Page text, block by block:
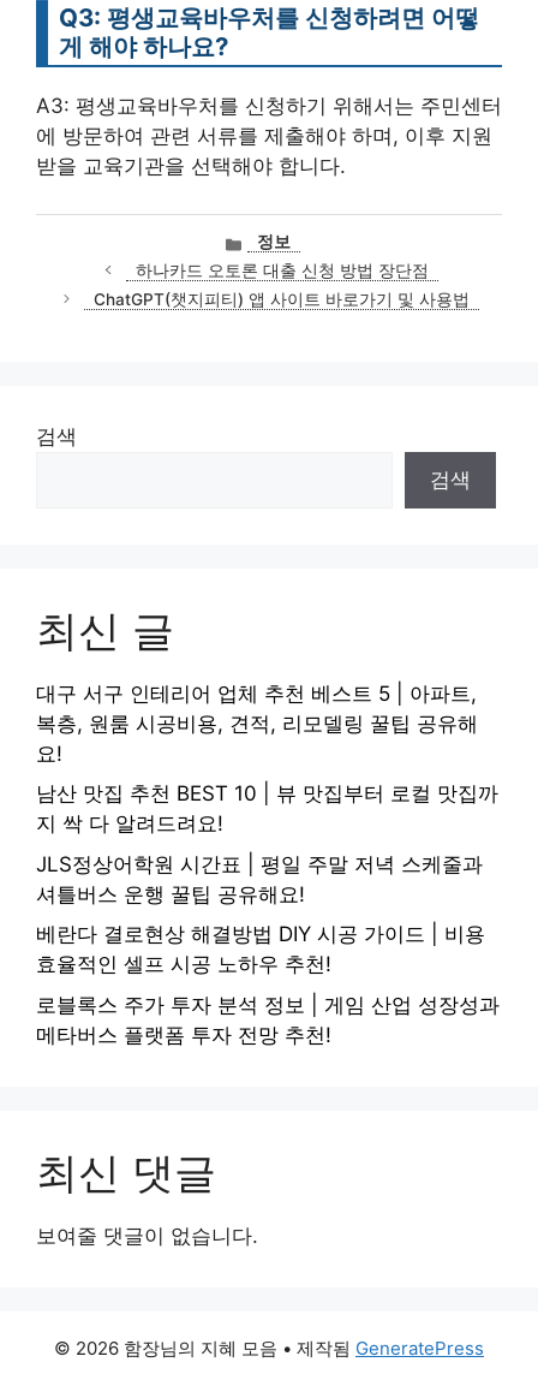
Q3: 평생교육바우처를 신청하려면 어떻
게 해야 하나요?
A3: 평생교육바우처를 신청하기 위해서는 주민센터
에 방문하여 관련 서류를 제출해야 하며, 이후 지원
받을 교육기관을 선택해야 합니다.
카
테
고
리
정보
하나카드 오토론 대출 신청 방법 장단점
ChatGPT(챗지피티) 앱 사이트 바로가기 및 사용법
검색
검색
최신 글
대구 서구 인테리어 업체 추천 베스트 5 | 아파트,
복층, 원룸 시공비용, 견적, 리모델링 꿀팁 공유해
요!
남산 맛집 추천 BEST 10 | 뷰 맛집부터 로컬 맛집까
지 싹 다 알려드려요!
JLS정상어학원 시간표 | 평일 주말 저녁 스케줄과
셔틀버스 운행 꿀팁 공유해요!
베란다 결로현상 해결방법 DIY 시공 가이드 | 비용
효율적인 셀프 시공 노하우 추천!
로블록스 주가 투자 분석 정보 | 게임 산업 성장성과
메타버스 플랫폼 투자 전망 추천!
최신 댓글
보여줄 댓글이 없습니다.
© 2026 함장님의 지혜 모음 • 제작됨 GeneratePress